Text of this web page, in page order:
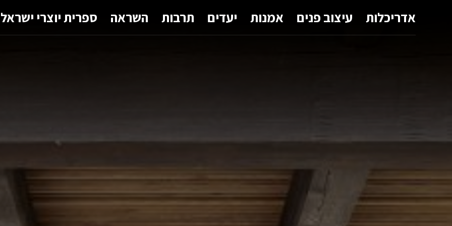
אדריכלות עיצוב פנים אמנות יעדים תרבות השראה ספרית יוצרי ישראל